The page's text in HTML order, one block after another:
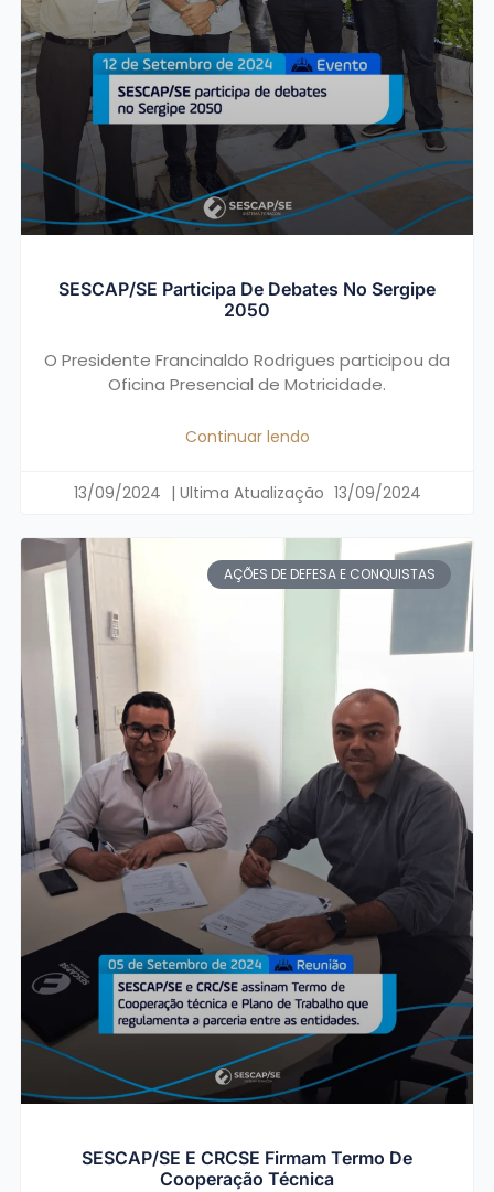
SESCAP/SE Participa De Debates No Sergipe
2050
O Presidente Francinaldo Rodrigues participou da
Oficina Presencial de Motricidade.
Continuar lendo
13/09/2024 13/09/2024
AÇÕES DE DEFESA E CONQUISTAS
SESCAP/SE E CRCSE Firmam Termo De
Cooperação Técnica